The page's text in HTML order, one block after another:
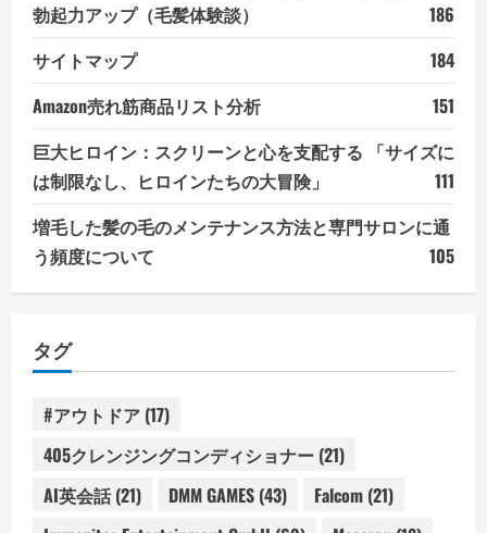
勃起力アップ（毛髪体験談）
186
サイトマップ
184
Amazon売れ筋商品リスト分析
151
巨大ヒロイン：スクリーンと心を支配する 「サイズに
は制限なし、ヒロインたちの大冒険」
111
増毛した髪の毛のメンテナンス方法と専門サロンに通
う頻度について
105
タグ
#アウトドア (17)
405クレンジングコンディショナー (21)
AI英会話(21) DMM GAMES (43) Falcom (21)